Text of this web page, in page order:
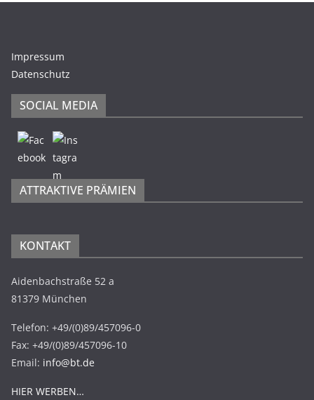
Impressum
Datenschutz
SOCIAL MEDIA
ATTRAKTIVE PRÄMIEN
KONTAKT
Aidenbachstraße 52 a
81379 München
Telefon: +49/(0)89/457096-0
Fax: +49/(0)89/457096-10
Email: info@bt.de
HIER WERBEN…